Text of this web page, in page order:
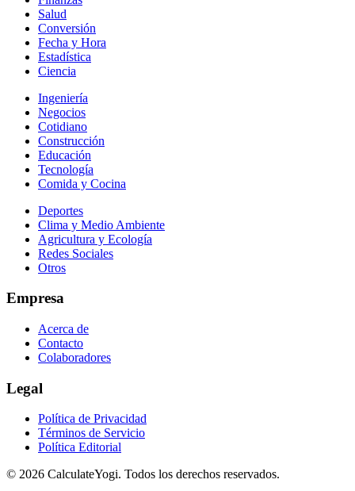
Salud
Conversión
Fecha y Hora
Estadística
Ciencia
Ingeniería
Negocios
Cotidiano
Construcción
Educación
Tecnología
Comida y Cocina
Deportes
Clima y Medio Ambiente
Agricultura y Ecología
Redes Sociales
Otros
Empresa
Acerca de
Contacto
Colaboradores
Legal
Política de Privacidad
Términos de Servicio
Política Editorial
© 2026 CalculateYogi. Todos los derechos reservados.